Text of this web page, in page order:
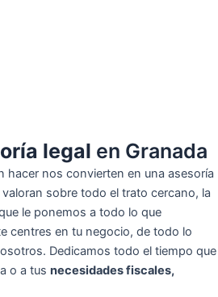
legal en Granada
hacer nos convierten en una asesoría
sobre todo el trato cercano, la
le ponemos a todo lo que
centres en tu negocio, de todo lo
Dedicamos todo el tiempo que
o a tus necesidades fiscales,